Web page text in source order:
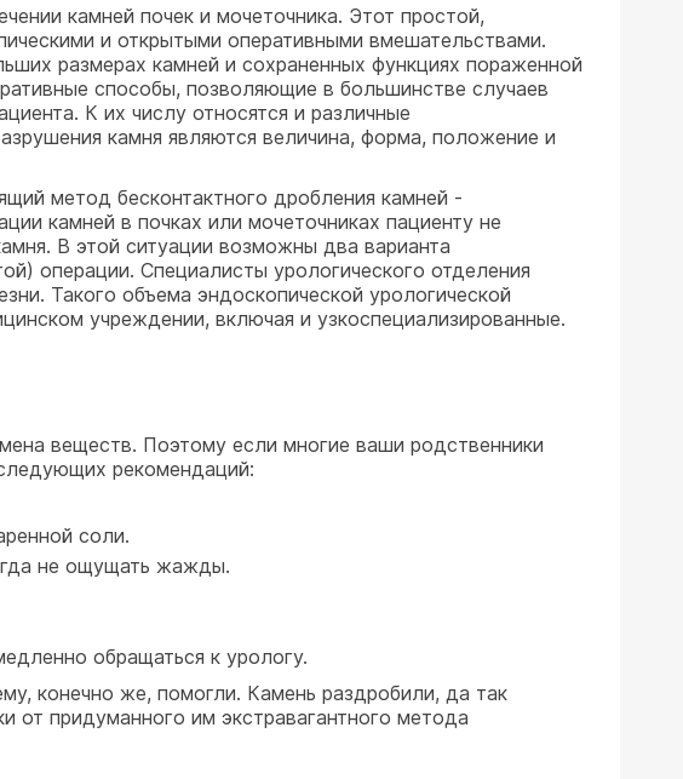
камней почек и мочеточника. Этот простой,
и открытыми оперативными вмешательствами.
размерах камней и сохраненных функциях пораженной
способы, позволяющие в большинстве случаев
К их числу относятся и различные
камня являются величина, форма, положение и
метод бесконтактного дробления камней -
камней в почках или мочеточниках пациенту не
В этой ситуации возможны два варианта
операции. Специалисты урологического отделения
Такого объема эндоскопической урологической
учреждении, включая и узкоспециализированные.
веществ. Поэтому если многие ваши родственники
рекомендаций:
соли.
не ощущать жажды.
обращаться к урологу.
конечно же, помогли. Камень раздробили, да так
от придуманного им экстравагантного метода